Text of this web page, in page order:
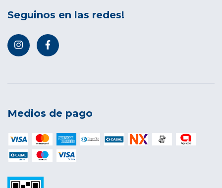
Seguinos en las redes!
Medios de pago